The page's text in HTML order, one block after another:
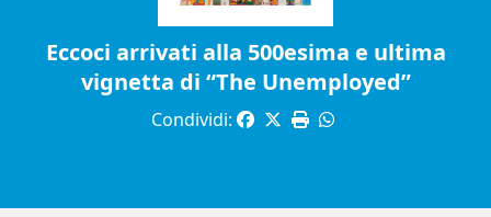
Eccoci arrivati alla 500esima e ultima
vignetta di “The Unemployed”
Condividi: